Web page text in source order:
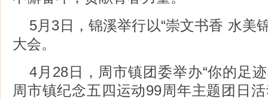
5月3日，锦溪举行以“崇文书香 水美
大会。
4月28日，周市镇团委举办“你的足
周市镇纪念五四运动99周年主题团日